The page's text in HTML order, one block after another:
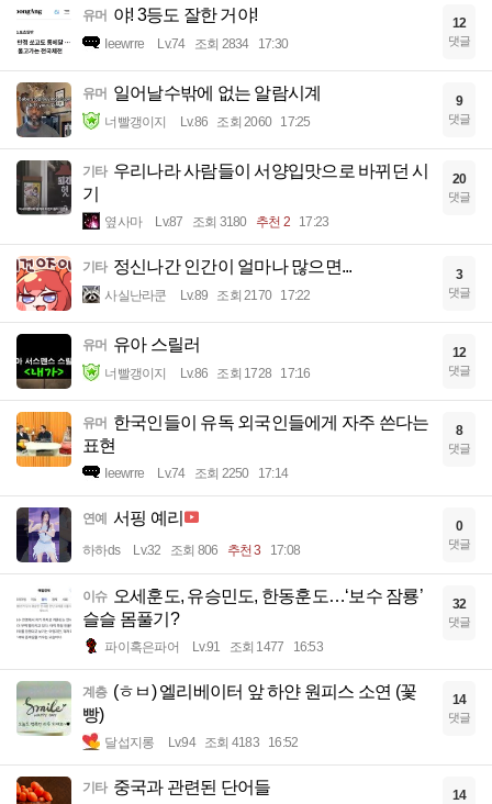
유머 야! 3등도 잘한 거야!
Ieewrre Lv.74 조회 2834 17:30
12
댓글
유머 일어날수밖에 없는 알람시계
너빨갱이지 Lv.86 조회 2060 17:25
9
댓글
기타 우리나라 사람들이 서양입맛으로 바뀌던 시
기
옆사마 Lv.87 조회 3180 추천 2 17:23
20
댓글
기타 정신나간 인간이 얼마나 많으면...
사실난라쿤 Lv.89 조회 2170 17:22
3
댓글
유머 유아 스릴러
너빨갱이지 Lv.86 조회 1728 17:16
12
댓글
유머 한국인들이 유독 외국인들에게 자주 쓴다는
표현
Ieewrre Lv.74 조회 2250 17:14
8
댓글
연예 서핑 예리
하하ds Lv.32 조회 806 추천 3 17:08
0
댓글
이슈 오세훈도, 유승민도, 한동훈도…‘보수 잠룡’
슬슬 몸풀기?
파이혹은파어 Lv.91 조회 1477 16:53
32
댓글
계층 (ㅎㅂ) 엘리베이터 앞 하얀 원피스 소연 (꽃
빵)
달섭지롱 Lv.94 조회 4183 16:52
14
댓글
기타 중국과 관련된 단어들 14